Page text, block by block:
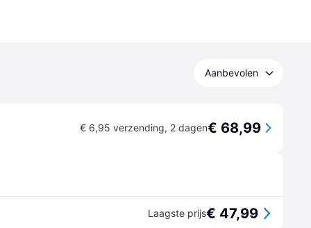
Aanbevolen
€ 6,95 verzending, 2 dagen€ 68,99
Laagste prijs€ 47,99